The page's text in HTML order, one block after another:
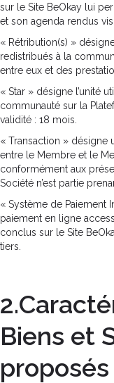
sur le Site BeOkay lui
et son agenda rendus
« Rétribution(s) »
redistribués à la
entre eux et des
« Star » désigne l’unité
communauté sur la
validité : 18 mois.
« Transaction »
entre le Membre et le
conformément aux
Société n’est partie
« Système de Paiement
paiement en ligne
conclus sur le Site
tiers.
Biens et
proposés